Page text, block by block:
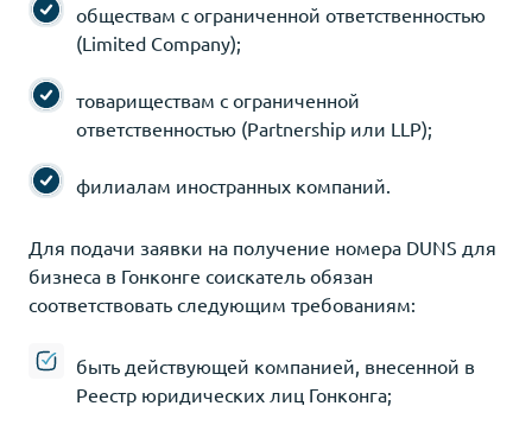
обществам с ограниченной ответственностью
(Limited Company);
товариществам с ограниченной
ответственностью (Partnership или LLP);
филиалам иностранных компаний.
Для подачи заявки на получение номера DUNS для
бизнеса в Гонконге соискатель обязан
соответствовать следующим требованиям:
быть действующей компанией, внесенной в
Реестр юридических лиц Гонконга;